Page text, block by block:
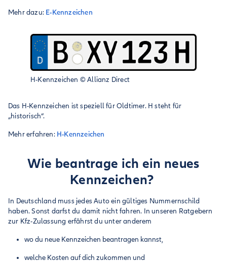
Mehr dazu: E-Kennzeichen
H-Kennzeichen ©Allianz Direct
Das H-Kennzeichen ist speziell für Oldtimer. H steht für
„historisch“.
Mehr erfahren: H-Kennzeichen
Wie beantrage ich ein neues
Kennzeichen?
In Deutschland muss jedes Auto ein gültiges Nummernschild
haben. Sonst darfst du damit nicht fahren. In unseren Ratgebern
zur Kfz-Zulassung erfährst du unter anderem
wo du neue Kennzeichen beantragen kannst,
welche Kosten auf dich zukommen und